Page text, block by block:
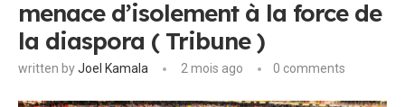
menace d’isolement à la force de
la diaspora ( Tribune )
written byJoel Kamala 2 mois ago 0 comments